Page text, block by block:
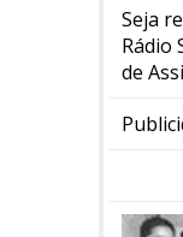
Seja
Rádio
de